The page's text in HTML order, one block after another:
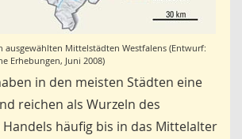
ausgewählten Mittelstädten Westfalens (Entwurf:
Erhebungen, Juni 2008)
in den meisten Städten eine
reichen als Wurzeln des
häufig bis in das Mittelalter